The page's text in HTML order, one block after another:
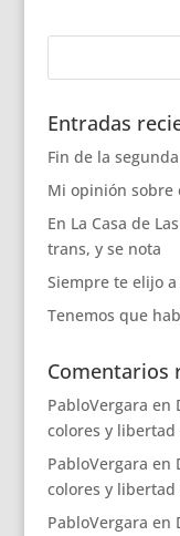
Entradas
Fin de la
Mi opinión sobre
En La Casa de
trans, y se nota
Siempre te elijo
Tenemos que
Comentarios
PabloVergara en
colores y
PabloVergara en
colores y
PabloVergara en